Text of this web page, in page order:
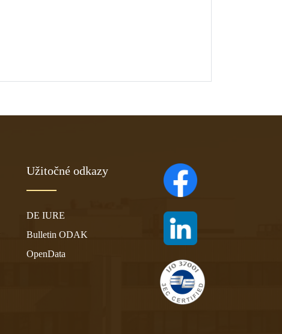
Užitočné odkazy
DE IURE
Bulletin ODAK
OpenData
(otvára sa v novom